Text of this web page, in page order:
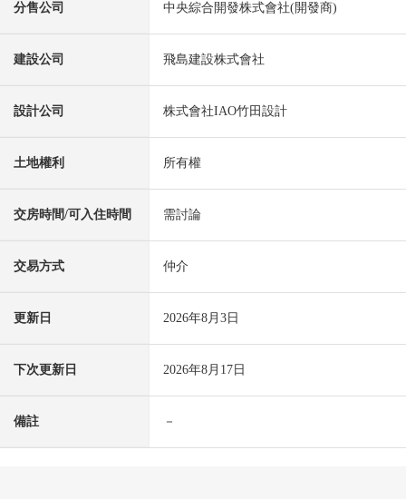
分售公司 中央綜合開發株式會社(開發商)
建設公司 飛島建設株式會社
設計公司 株式會社IAO竹田設計
土地權利 所有權
交房時間/可入住時間 需討論
交易方式 仲介
更新日 2026年8月3日
下次更新日 2026年8月17日
備註 －